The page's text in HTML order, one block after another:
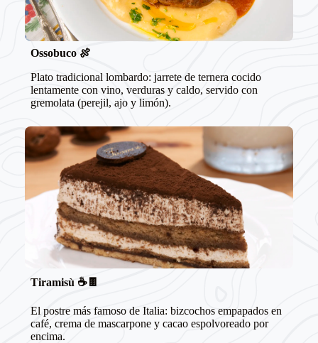
Ossobuco🍖
Plato tradicional lombardo: jarrete de ternera cocido
lentamente con vino, verduras y caldo, servido con
gremolata (perejil, ajo y limón).
Tiramisù ☕🍫
El postre más famoso de Italia: bizcochos empapados en
café, crema de mascarpone y cacao espolvoreado por
encima.